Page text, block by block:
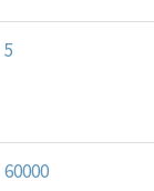
5
60000